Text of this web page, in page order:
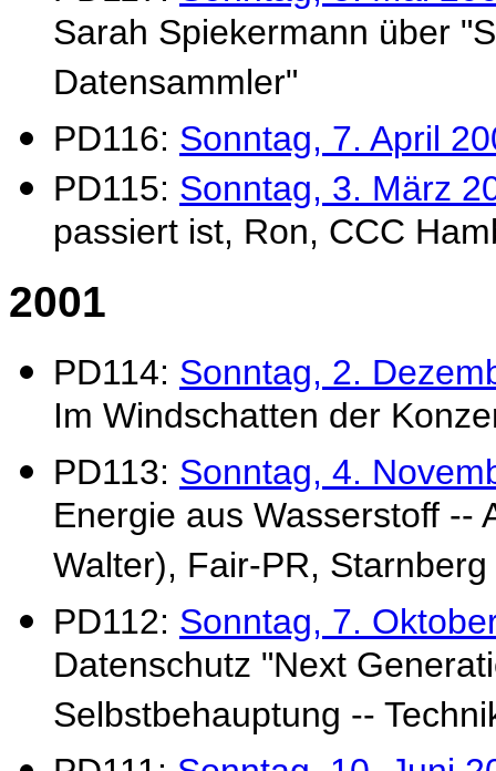
Sarah Spiekermann über
Datensammler"
PD116: Sonntag, 7. April
PD115: Sonntag, 3. März
passiert ist, Ron, CCC
2001
PD114: Sonntag, 2.
Im Windschatten der
PD113: Sonntag, 4.
Energie aus Wasserstoff --
Walter), Fair-PR, Starnberg
PD112: Sonntag, 7.
Datenschutz "Next
Selbstbehauptung --